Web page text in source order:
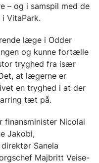
– og i samspil med de
VitaPark.
læge i Odder
og kunne fortælle
tryghed fra især
at lægerne er
en tryghed i at der
tæt på.
finansminister Nicolai
Jakobi,
Sanela
Majbritt Veise-